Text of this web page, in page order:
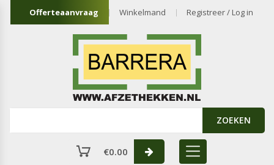
Offerteaanvraag Winkelmand Registreer / Log in
ZOEKEN
€0.00